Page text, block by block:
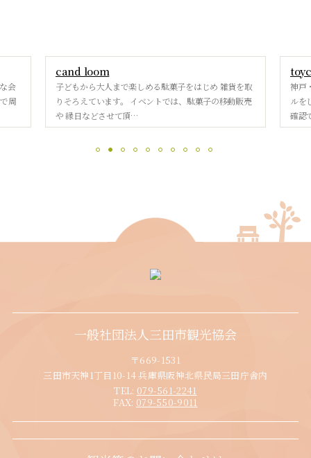
会
周
cand loom
子どもから大人まで楽しめる駄菓子をはじめ 雑貨を取
りそろえています。 イベントでは、駄菓子の移動販売
や 縁日などさせて頂…
神戸
ルを
確認
一般社団法人三田市観光協会
〒669-1531
三田市天神1丁目10-14 兵庫県阪神北県民局三田庁舎内
TEL: 079-561-2241
FAX: 079-550-9011